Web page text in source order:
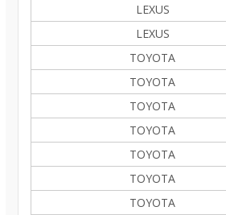
LEXUS
LEXUS
TOYOTA
TOYOTA
TOYOTA
TOYOTA
TOYOTA
TOYOTA
TOYOTA